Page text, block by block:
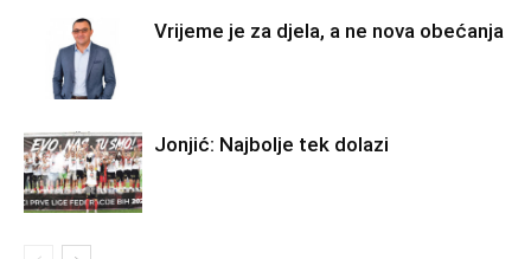
Vrijeme je za djela, a ne nova obećanja
Jonjić: Najbolje tek dolazi